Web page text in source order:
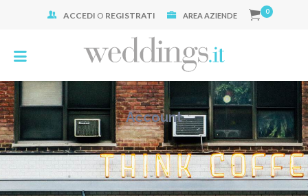
ACCEDI O REGISTRATI AREA AZIENDE 0
Account